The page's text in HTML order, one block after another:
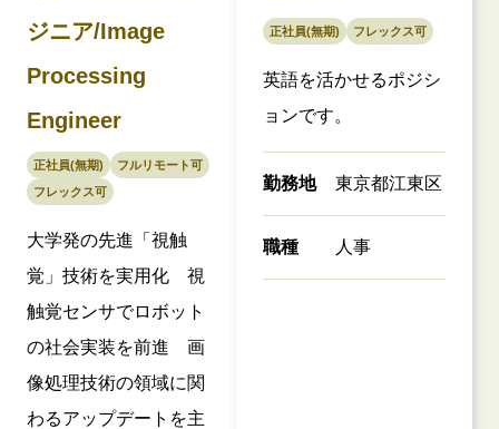
ジニア/Image
Processing
Engineer
正社員(無期)
フルリモート可
フレックス可
大学発の先進「視触
覚」技術を実用化 視
触覚センサでロボット
の社会実装を前進 画
像処理技術の領域に関
わるアップデートを主
正社員(無期) フレックス可
英語を活かせるポジシ
ョンです。
勤務地 東京都江東区
職種 人事